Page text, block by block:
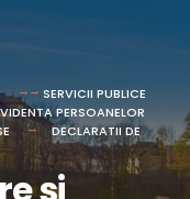
SERVICII PUBLICE
PERSOANELOR
DECLARATII DE